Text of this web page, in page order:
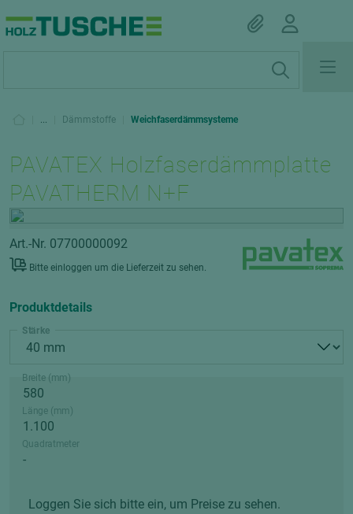
... Dämmstoffe Weichfaserdämmsysteme
PAVATEX Holzfaserdämmplatte
PAVATHERM N+F
Art.-Nr. 07700000092
Bitte einloggen um die Lieferzeit zu sehen.
Produktdetails
Stärke
Breite (mm)
Länge (mm)
Quadratmeter
Loggen Sie sich bitte ein, um Preise zu sehen.